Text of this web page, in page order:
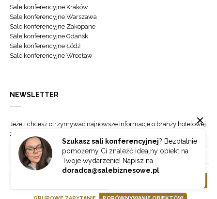
Szukasz sali konferencyjnej? Bezpłatnie
pomożemy Ci znaleźć idealny obiekt na
Twoje wydarzenie! Napisz na
doradca@salebiznesowe.pl
Sale konferencyjne Kraków
Sale konferencyjne Warszawa
Sale konferencyjne Zakopane
Sale konferencyjne Gdańsk
Sale konferencyjne Łódź
Sale konferencyjne Wrocław
NEWSLETTER
Jeżeli chcesz otrzymywać najnowsze informacje o branży hotelowej
zapisz się do naszego newslettera.